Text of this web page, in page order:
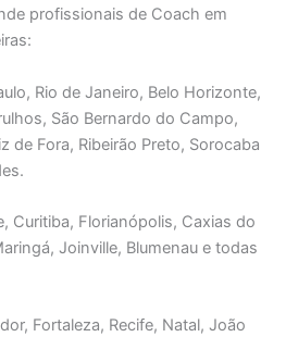
profissionais de Coach em
Rio de Janeiro, Belo Horizonte,
São Bernardo do Campo,
de Fora, Ribeirão Preto, Sorocaba
Curitiba, Florianópolis, Caxias do
Joinville, Blumenau e todas
Fortaleza, Recife, Natal, João